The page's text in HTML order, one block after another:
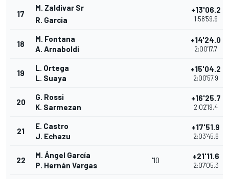
17
M. Zaldivar Sr
R. Garcia
+13'06.2
1:58'59.9
18
M. Fontana
A. Arnaboldi
+14'24.0
2:00'17.7
19
L. Ortega
L. Suaya
+15'04.2
2:00'57.9
20
G. Rossi
K. Sarmezan
+16'25.7
2:02'19.4
21
E. Castro
J. Echazu
+17'51.9
2:03'45.6
22
M. Ángel García
P. Hernán Vargas
'10 +21'11.6
2:07'05.3